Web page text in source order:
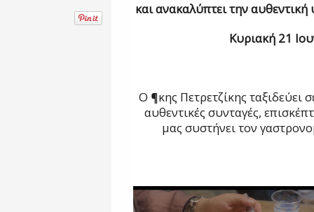
και ανακαλύπτει την
Κυριακή 21
Ο ¶κης Πετρετζίκης ταξιδεύει
αυθεντικές συνταγές,
μας συστήνει τον